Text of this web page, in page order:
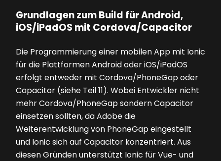
Grundlagen zum Build für Android,
iOS/iPadOS mit Cordova/Capacitor
Die Programmierung einer mobilen App mit Ionic
für die Plattformen Android oder iOS/iPadOS
erfolgt entweder mit Cordova/PhoneGap oder
Capacitor (siehe Teil 11). Wobei Entwickler nicht
mehr Cordova/PhoneGap sondern Capacitor
einsetzen sollten, da Adobe die
Weiterentwicklung von PhoneGap eingestellt
und Ionic sich auf Capacitor konzentriert. Aus
diesen Gründen unterstützt Ionic für Vue- und